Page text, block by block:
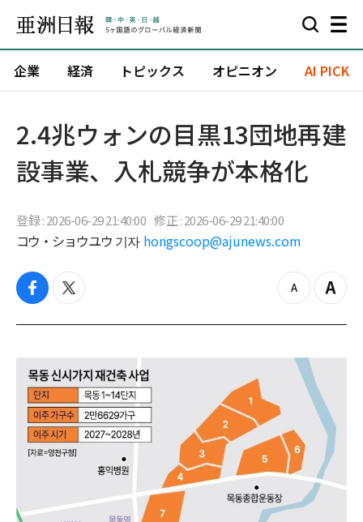
企業 経済 トピックス オピニオン AI PICK
2.4兆ウォンの目黒13団地再建
設事業、入札競争が本格化
登録 : 2026-06-29 21:40:00 修正 : 2026-06-29 21:40:00
コウ・ショウユウ 기자 hongscoop@ajunews.com
f
c
b
o
o
k
t
i
t
e
r
z
o
o
u
Z
o
i